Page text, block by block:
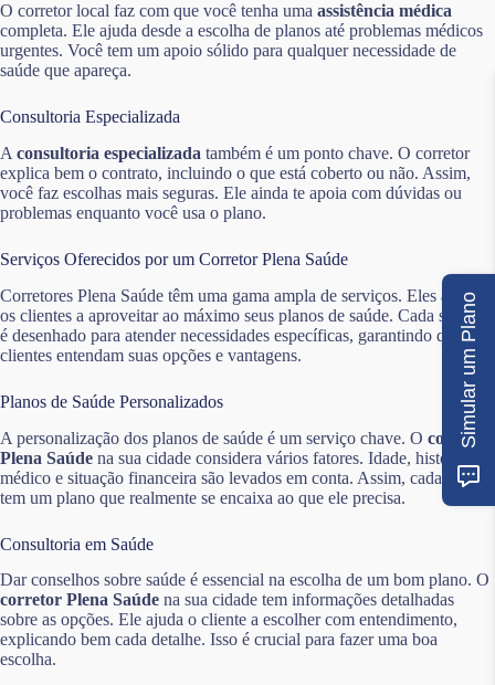
O corretor local faz com que você tenha uma assistência médica
completa. Ele ajuda desde a escolha de planos até problemas médicos
urgentes. Você tem um apoio sólido para qualquer necessidade de
saúde que apareça.
Consultoria Especializada
A consultoria especializada também é um ponto chave. O corretor
explica bem o contrato, incluindo o que está coberto ou não. Assim,
você faz escolhas mais seguras. Ele ainda te apoia com dúvidas ou
problemas enquanto você usa o plano.
Serviços Oferecidos por um Corretor Plena Saúde
Corretores Plena Saúde têm uma gama ampla de serviços. Eles ajudam
os clientes a aproveitar ao máximo seus planos de saúde. Cada serviço
é desenhado para atender necessidades específicas, garantindo que os
clientes entendam suas opções e vantagens.
Planos de Saúde Personalizados
A personalização dos planos de saúde é um serviço chave. O corretor
Plena Saúde na sua cidade considera vários fatores. Idade, histórico
médico e situação financeira são levados em conta. Assim, cada cliente
tem um plano que realmente se encaixa ao que ele precisa.
Consultoria em Saúde
Dar conselhos sobre saúde é essencial na escolha de um bom plano. O
corretor Plena Saúde na sua cidade tem informações detalhadas
sobre as opções. Ele ajuda o cliente a escolher com entendimento,
explicando bem cada detalhe. Isso é crucial para fazer uma boa
escolha.
Simular um Plano